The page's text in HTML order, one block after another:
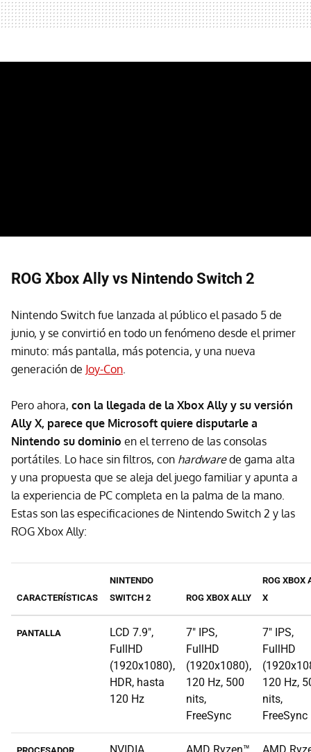
ROG Xbox Ally vs Nintendo Switch 2
Nintendo Switch fue lanzada al público el pasado 5 de
junio, y se convirtió en todo un fenómeno desde el primer
minuto: más pantalla, más potencia, y una nueva
generación de Joy-Con.
Pero ahora, con la llegada de la Xbox Ally y su versión
Ally X, parece que Microsoft quiere disputarle a
Nintendo su dominio en el terreno de las consolas
portátiles. Lo hace sin filtros, con hardwarede gama alta
y una propuesta que se aleja del juego familiar y apunta a
la experiencia de PC completa en la palma de la mano.
Estas son las especificaciones de Nintendo Switch 2 y las
ROG Xbox Ally:
CARACTERÍSTICAS
NINTENDO
SWITCH 2
ROG XBOX ALLY
ROG XBOX
X
PANTALLA
LCD 7.9",
FullHD
(1920x1080),
HDR, hasta
120 Hz
7" IPS,
FullHD
(1920x1080),
120 Hz, 500
nits,
FreeSync
7" IPS,
FullHD
120 Hz,
nits,
FreeSync